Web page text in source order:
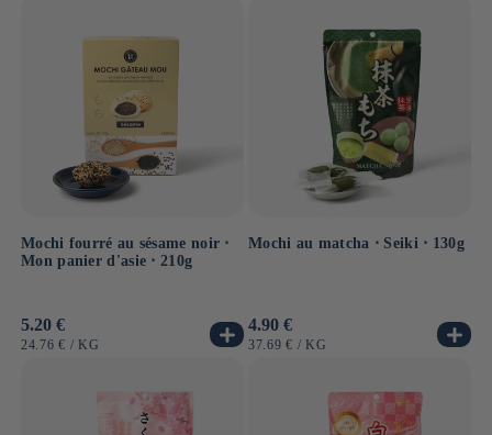
Mochi fourré au sésame noir ⋅
Mon panier d'asie ⋅ 210g
Prix
habituel
5.20 €
PRIX
24.76 € / PAR
KG
Mochi au matcha ⋅ Seiki ⋅ 130g
Prix
habituel
4.90 €
PRIX
37.69 € / PAR
KG